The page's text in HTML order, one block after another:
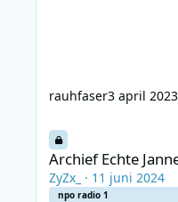
rauhfaser3 april 2023
Archief Echte Jannen -
Archief Echte
ZyZx_ · 11 juni 2024
npo radio 1